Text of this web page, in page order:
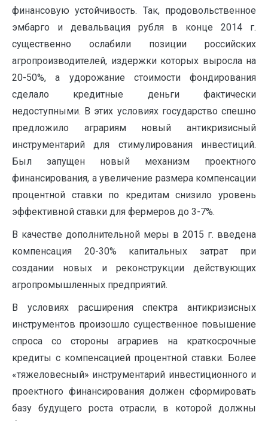
финансовую устойчивость. Так, продовольственное
эмбарго и девальвация рубля в конце 2014 г.
существенно ослабили позиции российских
агропроизводителей, издержки которых выросла на
20-50%, а удорожание стоимости фондирования
сделало кредитные деньги фактически
недоступными. В этих условиях государство спешно
предложило аграриям новый антикризисный
инструментарий для стимулирования инвестиций.
Был запущен новый механизм проектного
финансирования, а увеличение размера компенсации
процентной ставки по кредитам снизило уровень
эффективной ставки для фермеров до 3-7%.
В качестве дополнительной меры в 2015 г. введена
компенсация 20-30% капитальных затрат при
создании новых и реконструкции действующих
агропромышленных предприятий.
В условиях расширения спектра антикризисных
инструментов произошло существенное повышение
спроса со стороны аграриев на краткосрочные
кредиты с компенсацией процентной ставки. Более
«тяжеловесный» инструментарий инвестиционного и
проектного финансирования должен сформировать
базу будущего роста отрасли, в которой должны